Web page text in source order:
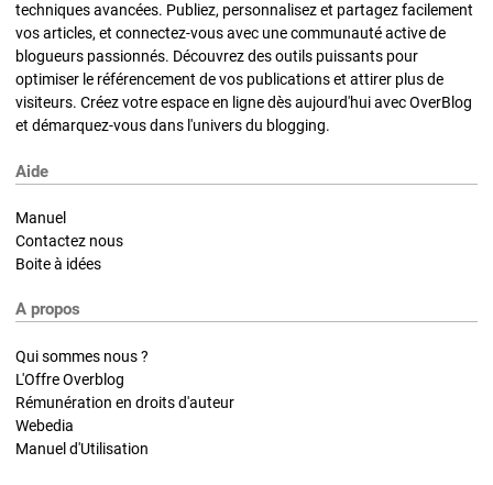
techniques avancées. Publiez, personnalisez et partagez facilement
vos articles, et connectez-vous avec une communauté active de
blogueurs passionnés. Découvrez des outils puissants pour
optimiser le référencement de vos publications et attirer plus de
visiteurs. Créez votre espace en ligne dès aujourd'hui avec OverBlog
et démarquez-vous dans l'univers du blogging.
Aide
Manuel
Contactez nous
Boite à idées
A propos
Qui sommes nous ?
L'Offre Overblog
Rémunération en droits d'auteur
Webedia
Manuel d'Utilisation